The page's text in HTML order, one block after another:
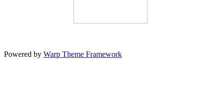
Powered by Warp Theme Framework